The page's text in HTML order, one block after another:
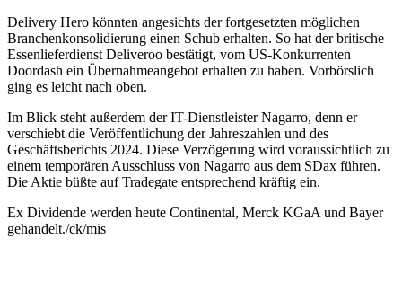
Delivery Hero könnten angesichts der fortgesetzten möglichen
Branchenkonsolidierung einen Schub erhalten. So hat der britische
Essenlieferdienst Deliveroo bestätigt, vom US-Konkurrenten
Doordash ein Übernahmeangebot erhalten zu haben. Vorbörslich
ging es leicht nach oben.
Im Blick steht außerdem der IT-Dienstleister Nagarro, denn er
verschiebt die Veröffentlichung der Jahreszahlen und des
Geschäftsberichts 2024. Diese Verzögerung wird voraussichtlich zu
einem temporären Ausschluss von Nagarro aus dem SDax führen.
Die Aktie büßte auf Tradegate entsprechend kräftig ein.
Ex Dividende werden heute Continental, Merck KGaA und Bayer
gehandelt./ck/mis